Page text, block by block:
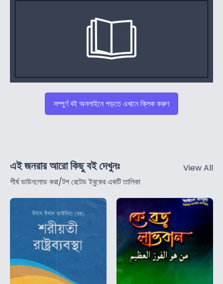
সম্পুর্ণ বই অনলাইনে পড়তে এখানে ক্লিক করুণ
এই জনরার আরো কিছু বই দেখুনঃ
শীর্ষ ডাউনলোড করা/টপ রেটেড ইবুকের একটি তালিকা
View All